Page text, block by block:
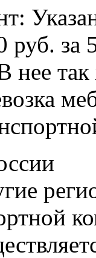
руб. за
нее